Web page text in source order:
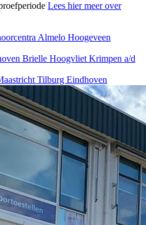
Lees hier meer over
Almelo Hoogeveen
Brielle HoogvlietKrimpen a/d
Tilburg Eindhoven